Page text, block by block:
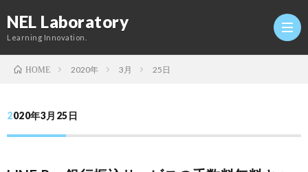
NEL Laboratory
Learning Innovation.
研
HOME 2020年 3月 25日
2020年3月25日